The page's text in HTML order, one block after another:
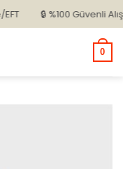
🔒 %100 Güvenli
0